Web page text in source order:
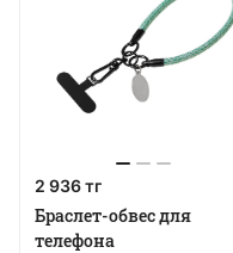
2 936 тг
Браслет-обвес для
телефона